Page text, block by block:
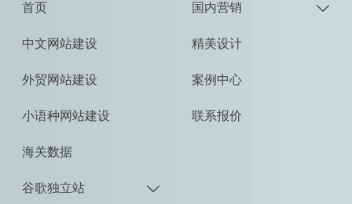
首页
中文网站建设
外贸网站建设
小语种网站建设
海关数据
谷歌独立站 
国内营销 
精美设计
案例中心
联系报价